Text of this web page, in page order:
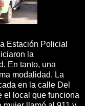
Estación Policial
la
En tanto, una
modalidad. La
en la calle Del
el local que funciona